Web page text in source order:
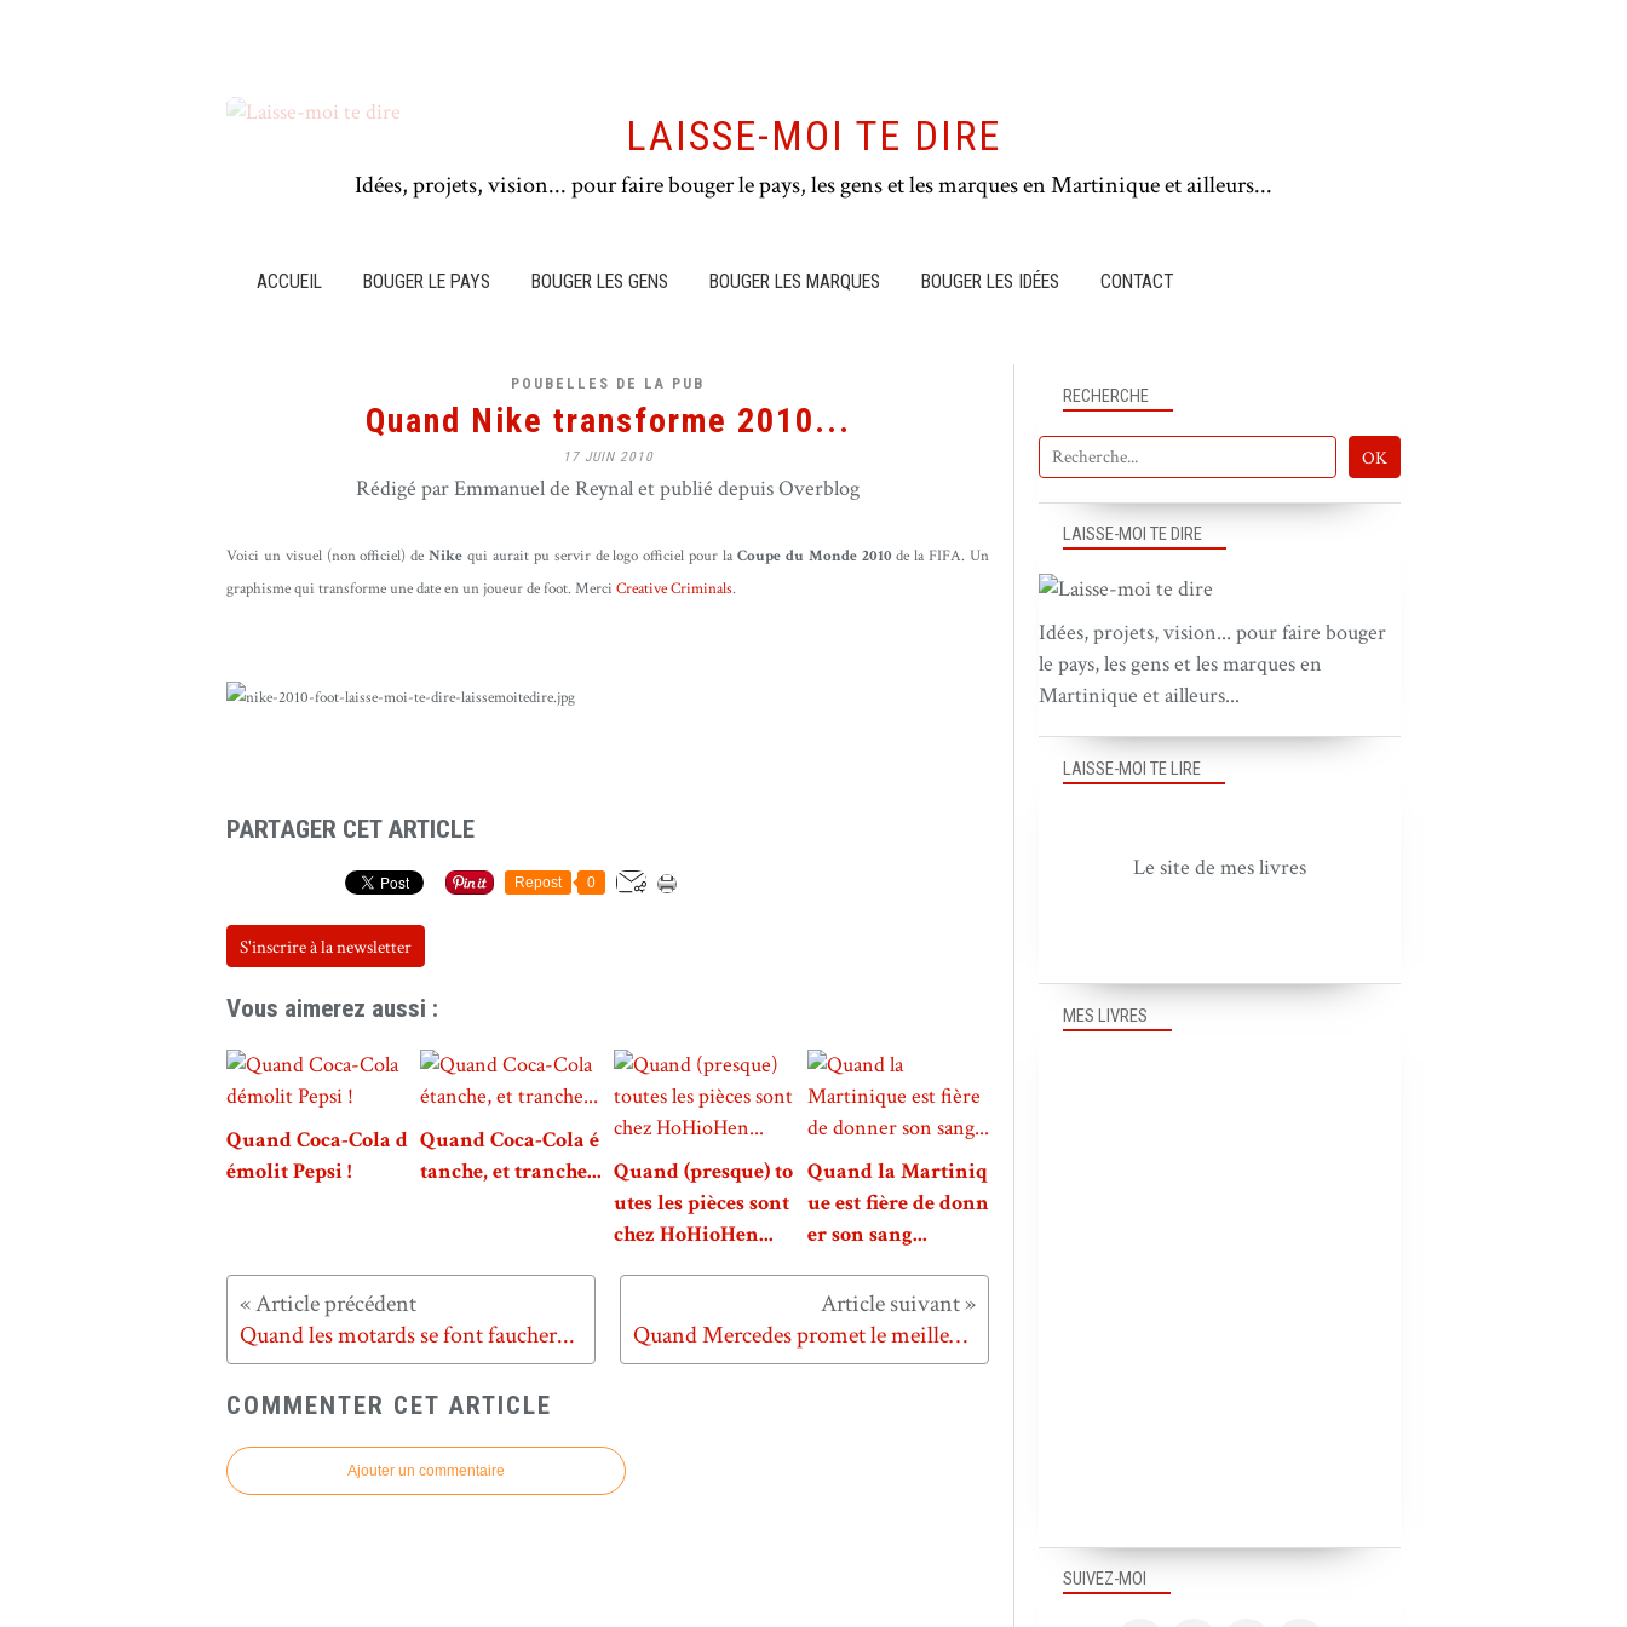
LAISSE-MOI TE DIRE
Idées, projets, vision... pour faire bouger le pays, les gens et les marques en Martinique et ailleurs...
ACCUEIL BOUGER LE PAYS BOUGER LES GENS BOUGER LES MARQUES BOUGER LES IDÉES CONTACT
POUBELLES DE LA PUB
Quand Nike transforme 2010...
17 JUIN 2010
Rédigé par Emmanuel de Reynal et publié depuis Overblog
Voici un visuel (non officiel) deNike qui aurait pu servir de logo officiel pour la Coupe du Monde 2010 de la FIFA. Un
graphisme qui transforme une date en un joueur de foot. Merci Creative Criminals.
PARTAGER CET ARTICLE
Repost 0
S'inscrire à la newsletter
Vous aimerez aussi :
Quand Coca-Cola d
émolit Pepsi !
Quand Coca-Cola é
tanche, et tranche... Quand (presque) to
utes les pièces sont
chez HoHioHen...
Quand la Martiniq
ue est fière de donn
er son sang...
Quand les motards se font faucher... Quand Mercedes promet le meilleur...
COMMENTER CET ARTICLE
Ajouter un commentaire
SUIVEZ-MOI
RECHERCHE
LAISSE-MOI TE DIRE
Idées, projets, vision... pour faire bouger
le pays, les gens et les marques en
Martinique et ailleurs...
MES LIVRES
LAISSE-MOI TE LIRE
Le site de mes livres